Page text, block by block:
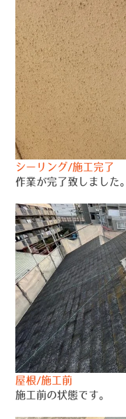
シーリング/施工完了
作業が完了致しました。
屋根/施工前
施工前の状態です。